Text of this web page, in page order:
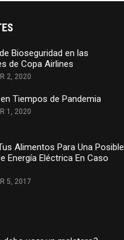
Bioseguridad en las
de Copa Airlines
2, 2020
Tiempos de Pandemia
1, 2020
Alimentos Para Una Posible
Energía Eléctrica En Caso
5, 2017